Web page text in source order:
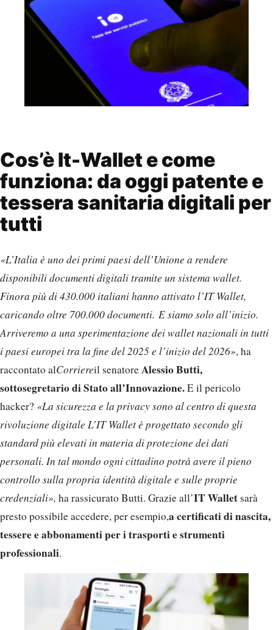
Cos’è It-Wallet e come
funziona: da oggi patente e
tessera sanitaria digitali per
tutti
«L’Italia è uno dei primi paesi dell’Unione a rendere
disponibili documenti digitali tramite un sistema wallet.
Finora più di 430.000 italiani hanno attivato l’IT Wallet,
caricando oltre 700.000 documenti. E siamo solo all’inizio.
Arriveremo a una sperimentazione dei wallet nazionali in tutti
i paesi europei tra la fine del 2025 e l’inizio del 2026», ha
raccontato alCorriereil senatoreAlessio Butti,
sottosegretario di Stato all’Innovazione.E il pericolo
hacker? «La sicurezza e la privacy sono al centro di questa
rivoluzione digitale L’IT Wallet è progettato secondo gli
standard più elevati in materia di protezione dei dati
personali. In tal mondo ogni cittadino potrà avere il pieno
controllo sulla propria identità digitale e sulle proprie
credenziali», ha rassicurato Butti. Grazie all’IT Walletsarà
presto possibile accedere, per esempio,a certificati di nascita,
tessere e abbonamenti per i trasporti e strumenti
professionali.